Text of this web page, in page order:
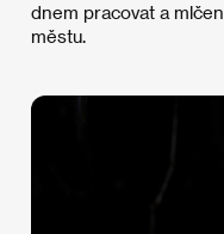
dnem pracovat a
městu.